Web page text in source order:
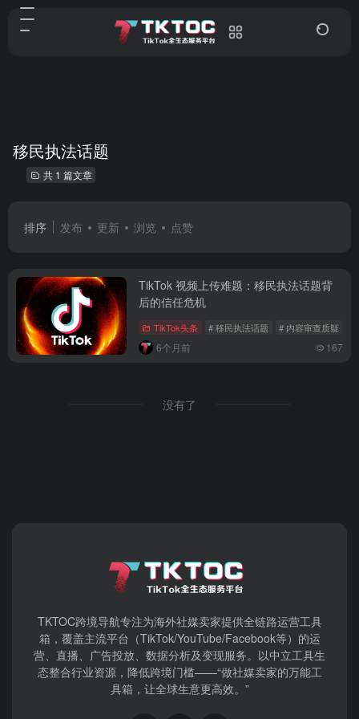
移民执法话题
共 1 篇文章
排序 发布 更新 浏览 点赞
TikTok 视频上传难题：移民执法话题背
后的信任危机
TikTok头条 # 移民执法话题 # 内容审查质疑
6个月前 167
没有了
TKTOC跨境导航​专注为海外社媒卖家提供全链路运营工具
箱，覆盖主流平台（TikTok/YouTube/Facebook等）​的运
营、直播、广告投放、数据分析及变现服务。以中立工具生
态整合行业资源，降低跨境门槛——“做社媒卖家的万能工
具箱，让全球生意更高效。”